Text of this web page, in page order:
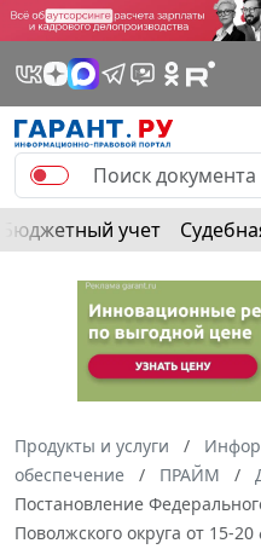
Бюджетный учет
Продукты и услуги
обеспечение
ПРАЙМ
Постановление
Поволжского округа от 15-